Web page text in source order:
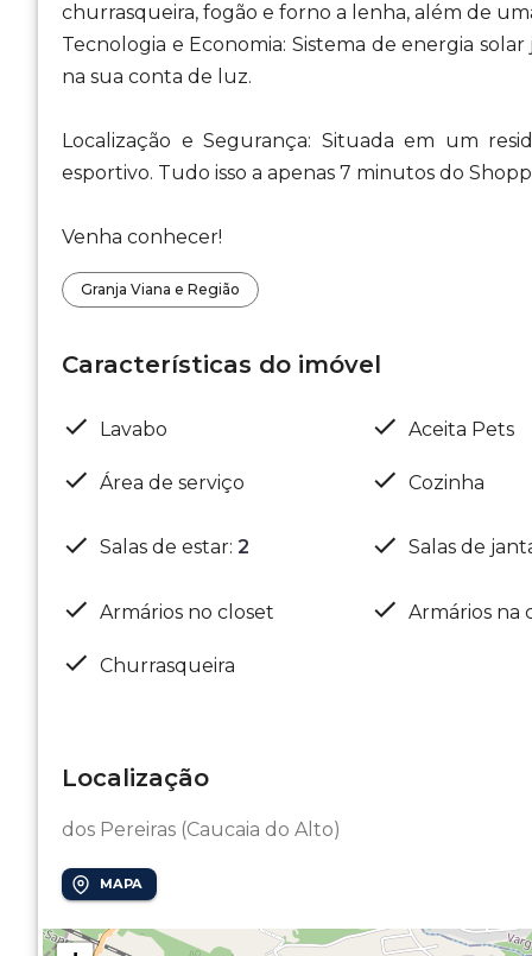
churrasqueira, fogão e forno a lenha, além de
Tecnologia e Economia: Sistema de energia
na sua conta de luz.
Localização e Segurança: Situada em um
esportivo. Tudo isso a apenas 7 minutos do
Venha conhecer!
Granja Viana e Região
Características do imóvel
Lavabo Aceita Pets
Área de serviço Cozinha
Salas de estar: 2 Salas de
Armários no closet Armários na
Churrasqueira
Localização
dos Pereiras (Caucaia do Alto)
MAPA